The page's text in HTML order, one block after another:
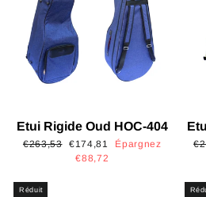
Etui Rigide Oud HOC-404
Prix
€263,53
Prix
réduit
€174,81
Épargnez
€88,72
Réduit